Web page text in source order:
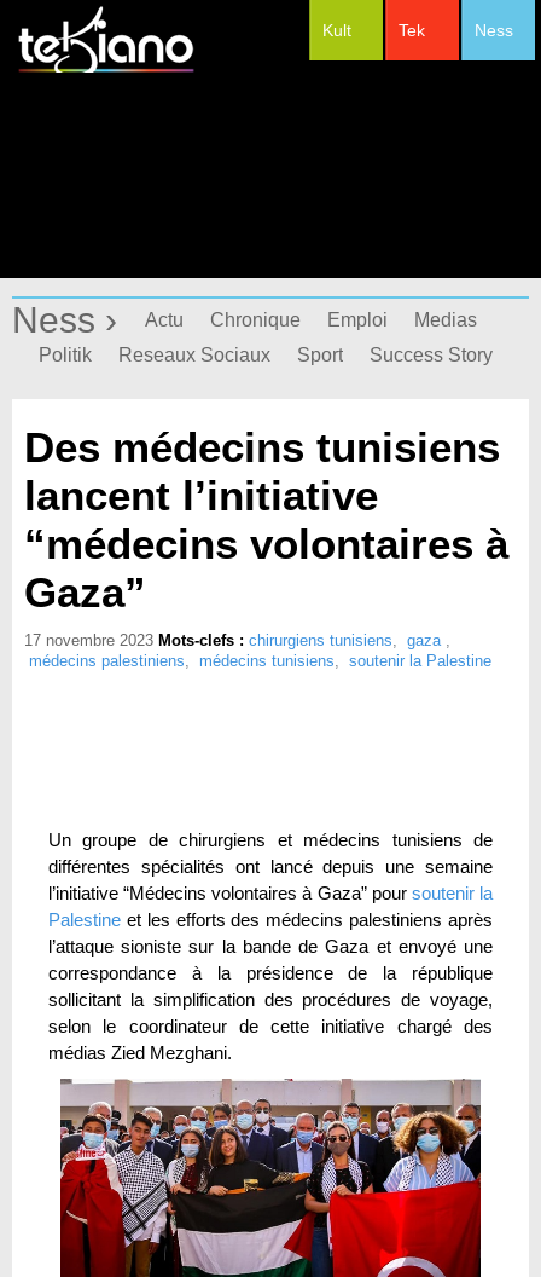
Ness
Tek
Kult
Ness › Actu Chronique Emploi
Medias
Politik
Reseaux Sociaux Sport Success Story
Des médecins tunisiens
lancent l’initiative
“médecins volontaires à
Gaza”
17 novembre 2023 Mots-clefs : chirurgiens tunisiens, gaza ,
médecins palestiniens, médecins tunisiens, soutenir la Palestine
Un groupe de chirurgiens et médecins tunisiens de
différentes spécialités ont lancé depuis une semaine
l’initiative “Médecins volontaires à Gaza” pour soutenir la
Palestine et les efforts des médecins palestiniens après
l’attaque sioniste sur la bande de Gaza et envoyé une
correspondance à la présidence de la république
sollicitant la simplification des procédures de voyage,
selon le coordinateur de cette initiative chargé des
médias Zied Mezghani.